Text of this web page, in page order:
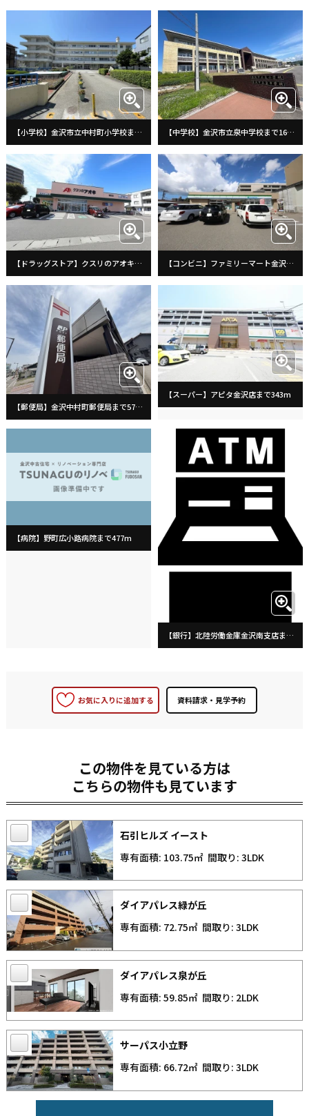
【小学校】金沢市立中村町小学校まで456m 【中学校】金沢市立泉中学校まで1689m
【ドラッグストア】クスリのアオキ御影店まで406m 【コンビニ】ファミリーマート金沢増泉中央店まで255m
【郵便局】金沢中村町郵便局まで574m
【スーパー】アピタ金沢店まで343m
【病院】野町広小路病院まで477m
【銀行】北陸労働金庫金沢南支店まで672m
お気に入りに追加する
この物件を見ている方は
こちらの物件も見ています
石引ヒルズ イースト
専有面積: 103.75㎡ 間取り: 3LDK
ダイアパレス緑が丘
専有面積: 72.75㎡ 間取り: 3LDK
ダイアパレス泉が丘
専有面積: 59.85㎡ 間取り: 2LDK
サーパス小立野
専有面積: 66.72㎡ 間取り: 3LDK